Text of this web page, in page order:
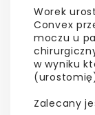
Worek
Convex
moczu u
w wyniku
Zalecany